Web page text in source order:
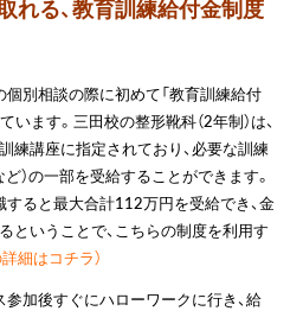
れる、教育訓練給付金制度
別相談の際に初めて「教育訓練給付
います。三田校の整形靴科（2年制）は、
練講座に指定されており、必要な訓練
）の一部を受給することができます。
すると最大合計112万円を受給でき、金
ということで、こちらの制度を利用す
細はコチラ）
加後すぐにハローワークに行き、給